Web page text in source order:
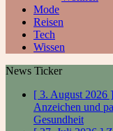
Mode
Reisen
Tech
Wissen
News Ticker
[ 3. August 2026 ]
Anzeichen und
Gesundheit